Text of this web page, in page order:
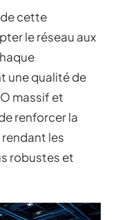
cette
le réseau aux
une qualité de
massif et
renforcer la
les
robustes et